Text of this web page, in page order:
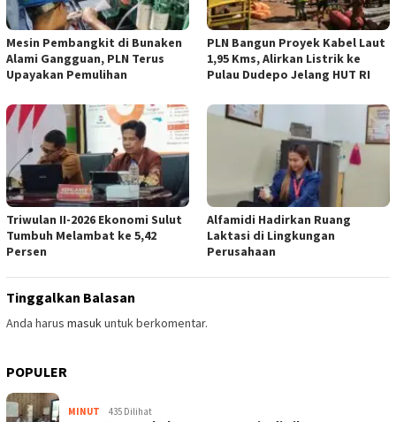
Mesin Pembangkit di Bunaken
Alami Gangguan, PLN Terus
Upayakan Pemulihan
PLN Bangun Proyek Kabel Laut
1,95 Kms, Alirkan Listrik ke
Pulau Dudepo Jelang HUT RI
Triwulan II-2026 Ekonomi Sulut
Tumbuh Melambat ke 5,42
Persen
Alfamidi Hadirkan Ruang
Laktasi di Lingkungan
Perusahaan
Tinggalkan Balasan
Anda harus masukuntuk berkomentar.
POPULER
MINUT 435 Dilihat